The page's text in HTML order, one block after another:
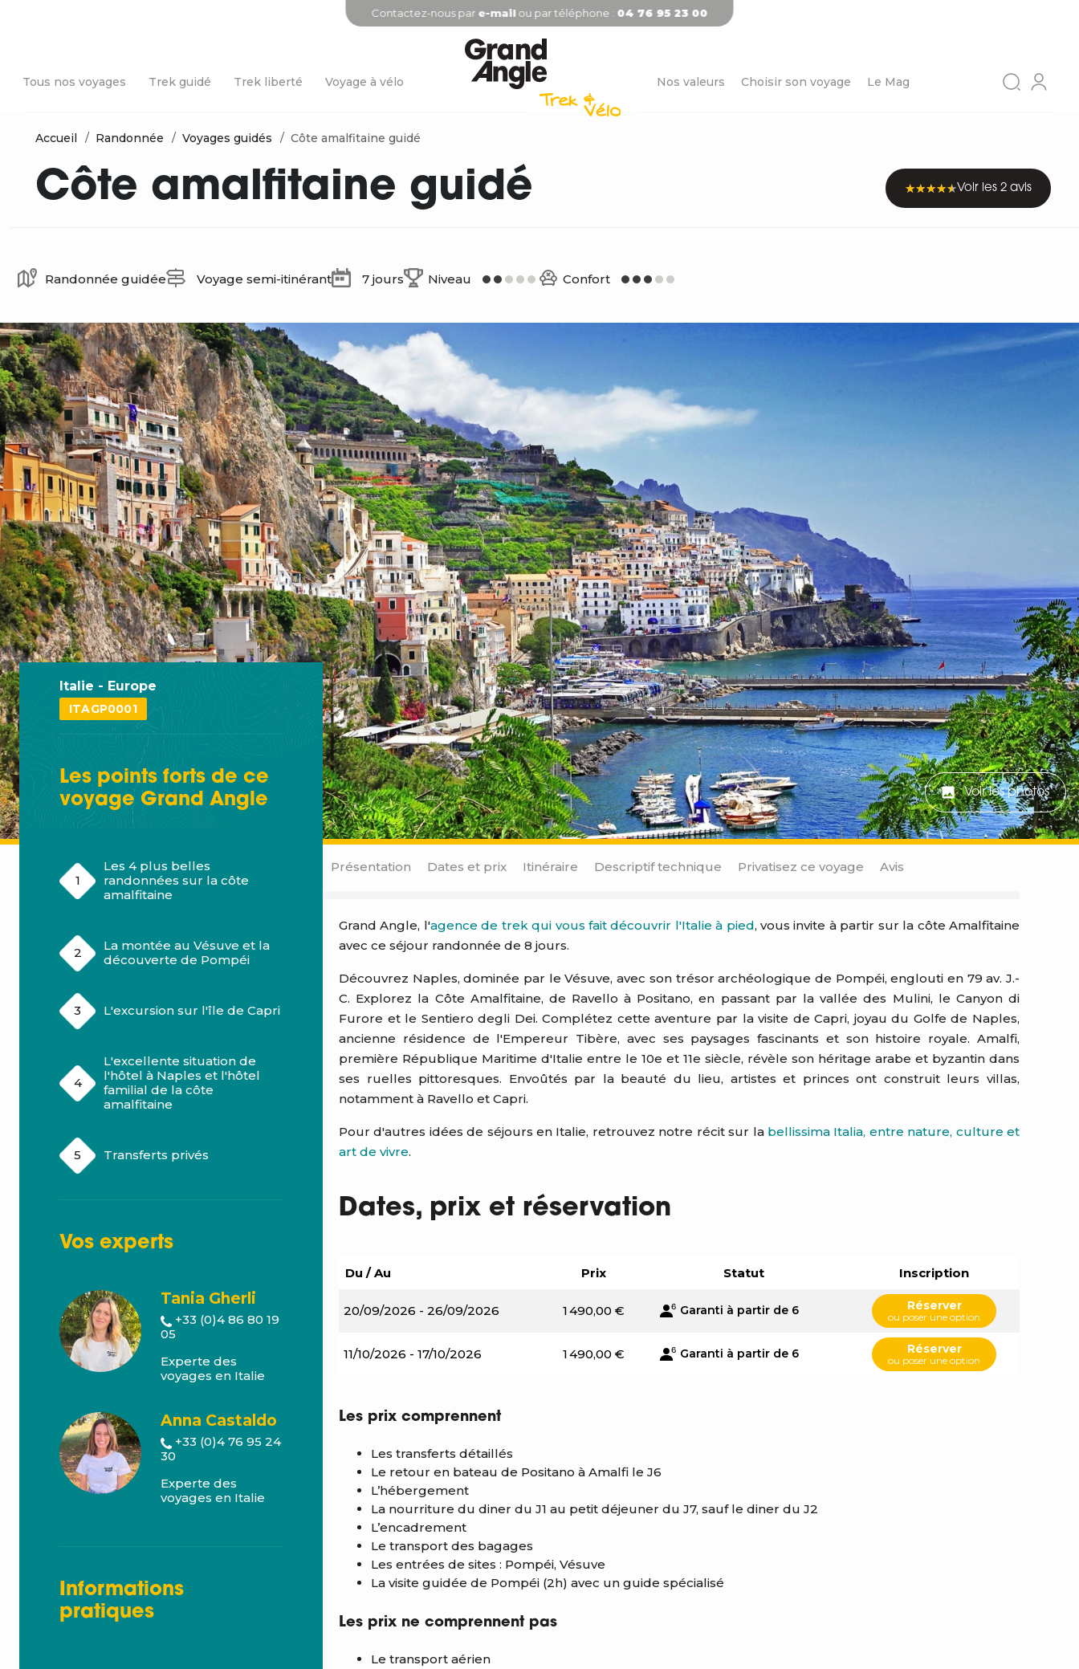
Contactez-nous par e-mailou par téléphone : 04 76 95 23 00
Tous nos voyages Trek guidé Trek liberté Voyage à vélo Nos valeurs Choisir son voyage Le Mag
Accueil Randonnée Voyages guidés Côte amalfitaine guidé
Voir les 2 avis
Côte amalfitaine guidé
Randonnée guidée Voyage semi-itinérant 7 jours Niveau Confort
Voir les photos
Italie - Europe
ITAGP0001
Les points forts de ce
voyage Grand Angle
Les 4 plus belles
randonnées sur la côte
amalfitaine
La montée au Vésuve et la
découverte de Pompéi
L'excursion sur l'île de Capri
L'excellente situation de
l'hôtel à Naples et l'hôtel
familial de la côte
amalfitaine
Transferts privés
Vos experts
Tania Gherli
+33 (0)4 86 80 19
05
Experte des
voyages en Italie
Anna Castaldo
+33 (0)4 76 95 24
30
Experte des
voyages en Italie
Informations
pratiques
Présentation Dates et prix Itinéraire Descriptif technique Privatisez ce voyage Avis
Grand Angle, l'agence de trek qui vous fait découvrir l'Italie à pied, vous invite à partir sur la côte Amalfitaine
avec ce séjour randonnée de 8 jours.
Découvrez Naples, dominée par le Vésuve, avec son trésor archéologique de Pompéi, englouti en 79 av. J.-
C. Explorez la Côte Amalfitaine, de Ravello à Positano, en passant par la vallée des Mulini, le Canyon di
Furore et le Sentiero degli Dei. Complétez cette aventure par la visite de Capri, joyau du Golfe de Naples,
ancienne résidence de l'Empereur Tibère, avec ses paysages fascinants et son histoire royale. Amalfi,
première République Maritime d'Italie entre le 10e et 11e siècle, révèle son héritage arabe et byzantin dans
ses ruelles pittoresques. Envoûtés par la beauté du lieu, artistes et princes ont construit leurs villas,
notamment à Ravello et Capri.
Pour d'autres idées de séjours en Italie, retrouvez notre récit sur la bellissima Italia, entre nature, culture et
art de vivre.
Dates, prix et réservation
Du / Au Prix Statut Inscription
20/09/2026 - 26/09/2026 1 490,00 € Garanti à partir de 6 Réserver
ou poser une option
11/10/2026 - 17/10/2026 1 490,00 € Garanti à partir de 6 Réserver
ou poser une option
Les prix comprennent
Les transferts détaillés
Le retour en bateau de Positano à Amalfi le J6
L’hébergement
La nourriture du diner du J1 au petit déjeuner du J7, sauf le diner du J2
L’encadrement
Le transport des bagages
Les entrées de sites : Pompéi, Vésuve
La visite guidée de Pompéi (2h) avec un guide spécialisé
Les prix ne comprennent pas
Le transport aérien